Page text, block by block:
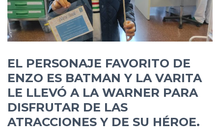
EL PERSONAJE FAVORITO DE
ENZO ES BATMAN Y LA VARITA
LE LLEVÓ A LA WARNER PARA
DISFRUTAR DE LAS
ATRACCIONES Y DE SU HÉROE.